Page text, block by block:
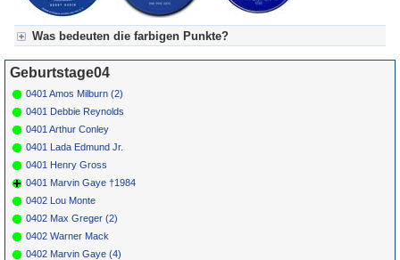
Was bedeuten die farbigen Punkte?
Für Axel's Tageskalender:
Grün = Kurzgeschichte
Grün! = fachlich bestimmt spannend, nicht verpassen!
Grün+ = Stundenbeitrag
Gelb = Kurzgeschichten oder Stundensendungen in Arbeit
Blau = Beschreibungstext (beschreibender Text)
Geburtstage04
0401 Amos Milburn (2)
0401 Debbie Reynolds
0401 Arthur Conley
0401 Lada Edmund Jr.
0401 Henry Gross
0401 Marvin Gaye †1984
0402 Lou Monte
0402 Max Greger (2)
0402 Warner Mack
0402 Marvin Gaye (4)